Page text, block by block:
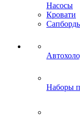
Насосы
Кровати
Наборы